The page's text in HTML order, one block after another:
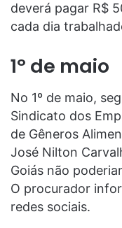
deverá pagar R$
cada dia
1º de maio
No 1º de maio,
Sindicato dos
de Gêneros
José Nilton
Goiás não
O procurador
redes sociais.